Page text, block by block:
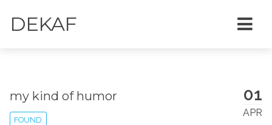
DEKAF
01
APR
my kind of humor
FOUND